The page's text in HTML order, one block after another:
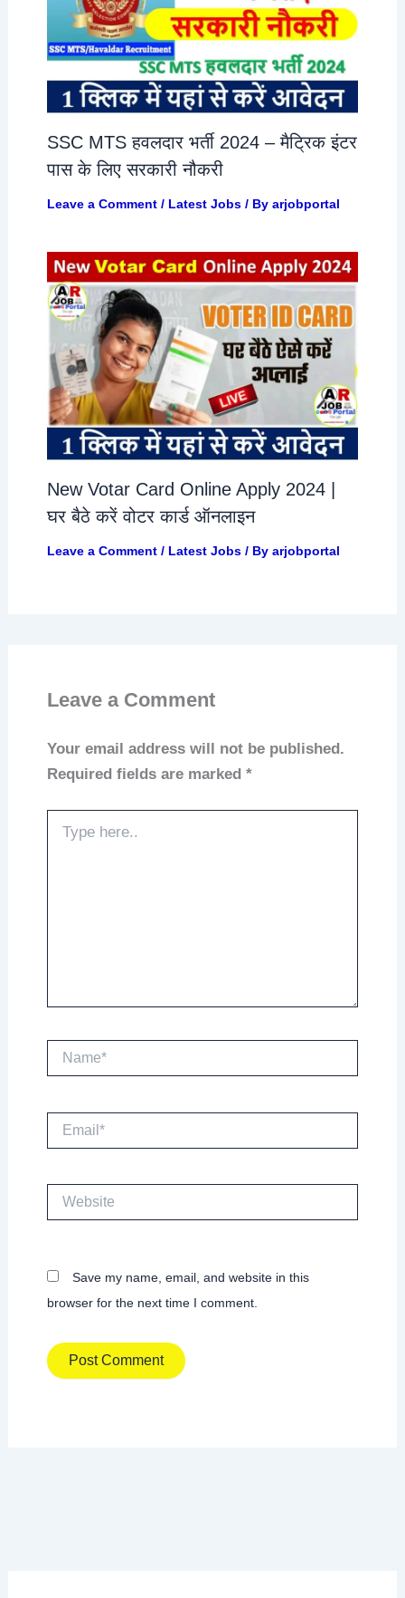
SSC MTS हवलदार भर्ती 2024 – मैट्रिक इंटर
पास के लिए सरकारी नौकरी
Leave a Comment / Latest Jobs/ By arjobportal
New Votar Card Online Apply 2024 |
घर बैठे करें वोटर कार्ड ऑनलाइन
Leave a Comment / Latest Jobs/ By arjobportal
Leave a Comment
Your email address will not be published.
Required fields are marked *
here..
Website
Save my name, email, and website in this
browser for the next time I comment.